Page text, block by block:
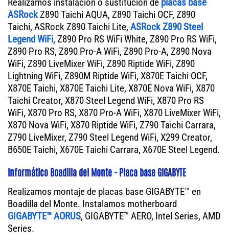
Realizamos instalación o sustitución de placas base
ASRockZ890 Taichi AQUA, Z890 Taichi OCF, Z890
Taichi, ASRock Z890 Taichi Lite, ASRock Z890 Steel
Legend WiFi, Z890 Pro RS WiFi White, Z890 Pro RS WiFi,
Z890 Pro RS, Z890 Pro-A WiFi, Z890 Pro-A, Z890 Nova
WiFi, Z890 LiveMixer WiFi, Z890 Riptide WiFi, Z890
Lightning WiFi, Z890M Riptide WiFi, X870E Taichi OCF,
X870E Taichi, X870E Taichi Lite, X870E Nova WiFi, X870
Taichi Creator, X870 Steel Legend WiFi, X870 Pro RS
WiFi, X870 Pro RS, X870 Pro-A WiFi, X870 LiveMixer WiFi,
X870 Nova WiFi, X870 Riptide WiFi, Z790 Taichi Carrara,
Z790 LiveMixer, Z790 Steel Legend WiFi, X299 Creator,
B650E Taichi, X670E Taichi Carrara, X670E Steel Legend.
Informático Boadilla del Monte - Placa base GIGABYTE
Realizamos montaje de placas base GIGABYTE™ en
Boadilla del Monte. Instalamos motherboard
GIGABYTE™ AORUS, GIGABYTE™ AERO, Intel Series, AMD
Series.